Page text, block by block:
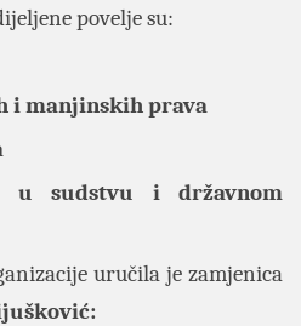
povelje su:
i manjinskih prava
u sudstvu i državnom
uručila je zamjenica